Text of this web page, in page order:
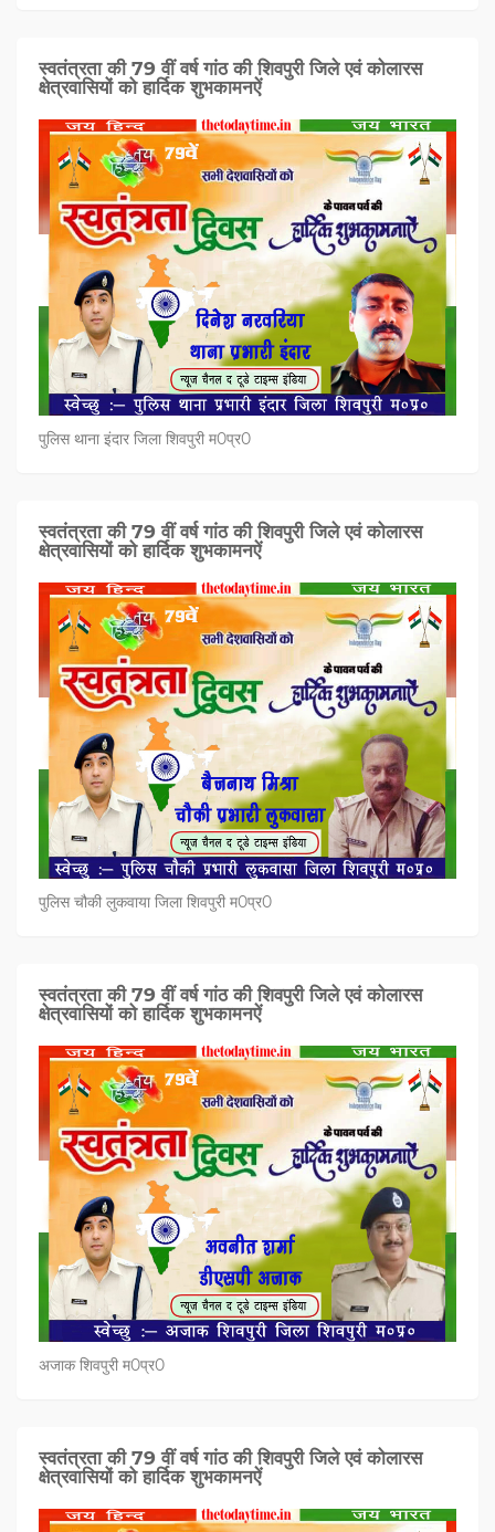
स्वतंत्रता की 79 वीं वर्ष गांठ की शिवपुरी जिले एवं कोलारस
क्षेत्रवासियों को हार्दिक शुभकामनऐं
पुलिस थाना इंदार जिला शिवपुरी म0प्र0
स्वतंत्रता की 79 वीं वर्ष गांठ की शिवपुरी जिले एवं कोलारस
क्षेत्रवासियों को हार्दिक शुभकामनऐं
पुलिस चौकी लुकवाया जिला शिवपुरी म0प्र0
स्वतंत्रता की 79 वीं वर्ष गांठ की शिवपुरी जिले एवं कोलारस
क्षेत्रवासियों को हार्दिक शुभकामनऐं
अजाक शिवपुरी म0प्र0
स्वतंत्रता की 79 वीं वर्ष गांठ की शिवपुरी जिले एवं कोलारस
क्षेत्रवासियों को हार्दिक शुभकामनऐं